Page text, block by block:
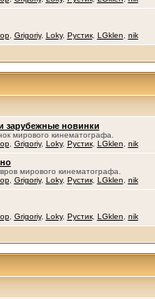
, Grigoriy, Loky, Рустик, LGklen nik
зарубежные новинки
мирового кинематографа.
, Grigoriy, Loky, Рустик, LGklen nik
мирового кинематографа.
, Grigoriy, Loky, Рустик, LGklen nik
, Grigoriy, Loky, Рустик, LGklen nik